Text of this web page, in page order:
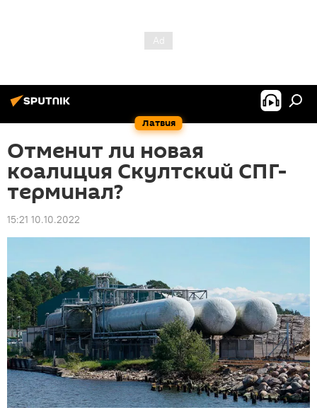
Латвия
Отменит ли новая
коалиция Скултский СПГ-
терминал?
15:21 10.10.2022